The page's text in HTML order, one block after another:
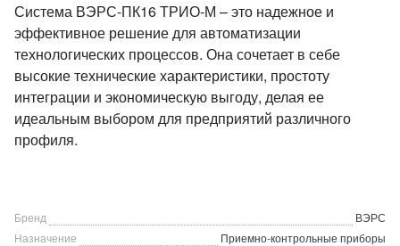
Система ВЭРС-ПК16 ТРИО-М – это надежное и
эффективное решение для автоматизации
технологических процессов. Она сочетает в себе
высокие технические характеристики, простоту
интеграции и экономическую выгоду, делая ее
идеальным выбором для предприятий различного
профиля.
Бренд
ВЭРС
Назначение
Приемно-контрольные приборы